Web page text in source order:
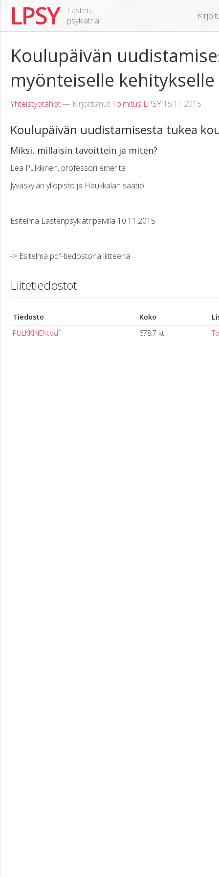
LPSY
Lasten-
psykiatria
Koulupäivän
myönteiselle kehitykselle
Yhteistyötahot— KirjoittanutToimitus LPSY 15.11.2015
Koulupäivän uudistamisesta tukea
Miksi, millaisin tavoittein ja miten?
Lea Pulkkinen, professori emerita
Jyväskylän yliopisto ja Haukkalan säätiö
Esitelmä Lastenpsykiatripäivillä 10.11.2015
-> Esitelmä pdf-tiedostona liitteenä
Liitetiedostot
Tiedosto Koko
PULKKINEN.pdf
678.7 kt